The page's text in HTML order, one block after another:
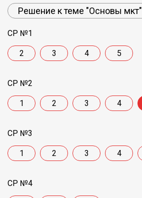
Решение к теме "Основы мкт"
СР №1
2 3 4 5
СР №2
1 2 3 4
СР №3
1 2 3 4
СР №4